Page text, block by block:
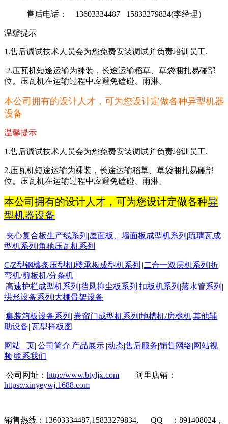
售后电话： 13603334487 15833279834(李经理）
温馨提示
1.售后调试技术人员会为您免费安装调试并负责培训员工.
2.压瓦机短途运输为裸装，长途运输稻草、草袋捆扎易碰部
位。压瓦机在运输过程中应避免磕碰、雨淋。
本公司拥有的设计人才，可为您设计定做各种异型机器
设备
温馨提示
1.售后调试技术人员会为您免费安装调试并负责培训员工.
2.压瓦机短途运输为裸装，长途运输稻草、草袋捆扎易碰部
位。压瓦机在运输过程中应避免磕碰、雨淋。
本公司拥有的设计人才，可为您设计定做各种异
型机器设备
夹心复合板生产线系列 |屋面板 、墙面板成型机系列 |琉璃瓦成
型机系列 |角驰压瓦机系列
C/Z型钢檩条压型机|楼承板成型机系列 ||二合一双层机系列 |折
弯机/剪板机/分条机|
|高速护栏成型机系列 |挡风抑尘板系列 |扣板机系列 |落水管系列 |
拱形设备系列 |大棚骨架设备
|集装箱板设备系列 ||卷帘门成型机系列 |地槽机/房檐机|其他辅
助设备||瓦型样板图
网站 页||公司简介|产品展示||动态|售后服务|销售网络|网站视
频|联系我们
公司网址： http://www.btyljx.com
阿里店铺：
https://xinyeywj.1688.com
销售热线： 13603334487,15833279834, QQ ： 891408024 ，